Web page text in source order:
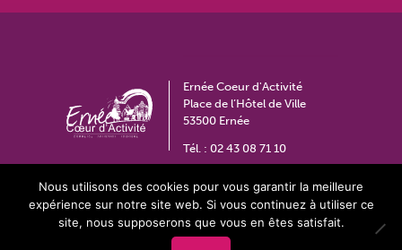
Ernée Coeur d'Activité
Place de l’Hôtel de Ville
53500 Ernée
Tél. : 02 43 08 71 10
Espace privé
Nous utilisons des cookies pour vous garantir la meilleure
expérience sur notre site web. Si vous continuez à utiliser ce
site, nous supposerons que vous en êtes satisfait.